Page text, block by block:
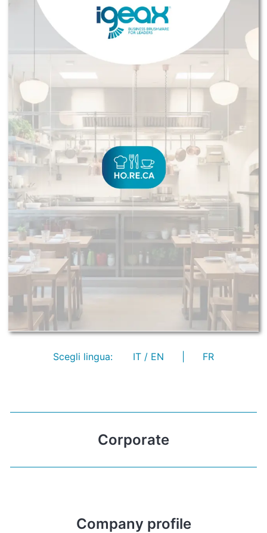
Scegli lingua: IT / EN FR
Corporate
Company profile